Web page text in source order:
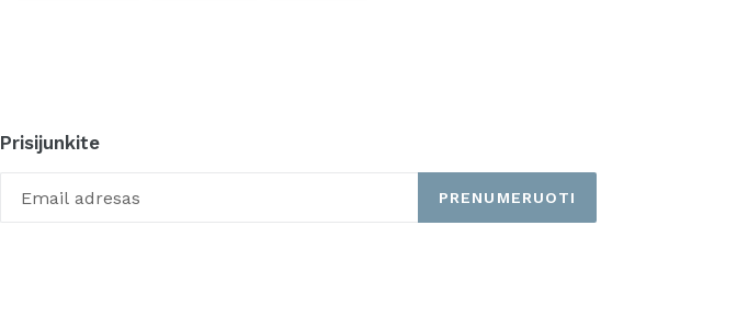
Prisijunkite
PRENUMERUOTI